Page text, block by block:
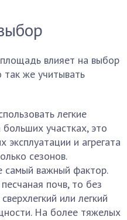
влияет на выбор
так же учитывать
легкие
участках, это
эксплуатации и агрегата
сезонов.
самый важный фактор.
почв, то без
или легкий
На более тяжелых